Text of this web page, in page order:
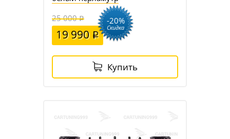
25 000
19 990
-20%
Скидка
Купить